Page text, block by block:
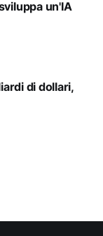
un'IA
di dollari,